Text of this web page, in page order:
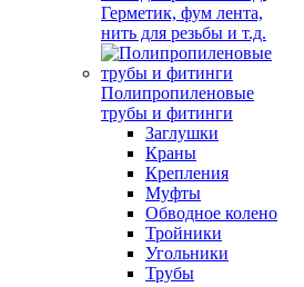
Герметик, фум лента,
нить для резьбы и т.д.
Полипропиленовые
трубы и фитинги
Заглушки
Краны
Крепления
Муфты
Обводное колено
Тройники
Угольники
Трубы